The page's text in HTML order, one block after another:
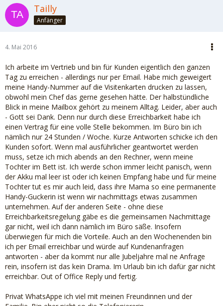
Tailly
Anfänger
4. Mai 2016
Ich arbeite im Vertrieb und bin für Kunden eigentlich den ganzen
Tag zu erreichen - allerdings nur per Email. Habe mich geweigert
meine Handy-Nummer auf die Visitenkarten drucken zu lassen,
obwohl mein Chef das gerne gesehen hätte. Der halbstündliche
Blick in meine Mailbox gehört zu meinem Alltag. Leider, aber auch
- Gott sei Dank. Denn nur durch diese Erreichbarkeit habe ich
einen Vertrag für eine volle Stelle bekommen. Im Büro bin ich
nämlich nur 24 Stunden / Woche. Kurze Antworten schicke ich den
Kunden sofort. Wenn mal ausführlicher geantwortet werden
muss, setze ich mich abends an den Rechner, wenn meine
Tochter im Bett ist. Ich werde schon immer leicht panisch, wenn
der Akku mal leer ist oder ich keinen Empfang habe und für meine
Tochter tut es mir auch leid, dass ihre Mama so eine permanente
Handy-Guckerin ist wenn wir nachmittags etwas zusammen
unternehmen. Auf der anderen Seite - ohne diese
Erreichbarkeitsregelung gäbe es die gemeinsamen Nachmittage
gar nicht, weil ich dann nämlich im Büro säße. Insofern
überwiegen für mich die Vorteile. Auch an den Wochenenden bin
ich per Email erreichbar und würde auf Kundenanfragen
antworten - aber da kommt nur alle Jubeljahre mal ne Anfrage
rein, insofern ist das kein Drama. Im Urlaub bin ich dafür gar nicht
erreichbar. Out of Office Reply und fertig.
Privat WhatsAppe ich viel mit meinen Freundinnen und der